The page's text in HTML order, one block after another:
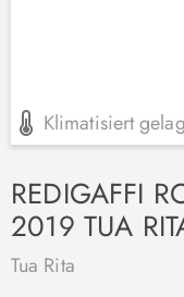
Klimatisiert
REDIGAFFI
2019 TUA
Tua Rita